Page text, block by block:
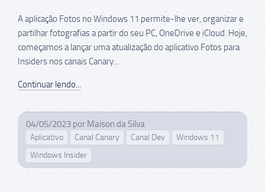
A aplicação Fotos no Windows 11 permite-lhe ver, organizar e
partilhar fotografias a partir do seu PC, OneDrive e iCloud. Hoje,
começamos a lançar uma atualização do aplicativo Fotos para
Insiders nos canais Canary...
Continuar lendo...
04/05/2023 por Maison da Silva
Aplicativo Canal Canary Canal Dev
Windows 11
Windows Insider